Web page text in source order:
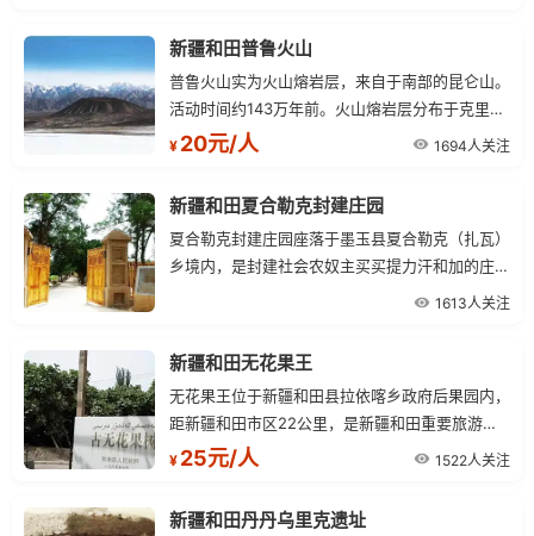
新疆和田普鲁火山
普鲁火山实为火山熔岩层，来自于南部的昆仑山。
活动时间约143万年前。火山熔岩层分布于克里雅
河中游两侧的高阶地上，火山熔岩分两层，下层厚
¥ 20元/人 1694人关注
新疆和田夏合勒克封建庄园
夏合勒克封建庄园座落于墨玉县夏合勒克（扎瓦）
乡境内，是封建社会农奴主买买提力汗和加的庄园
遗址。庄园总面积20000平方米，庭院面积10000
花园和几十亩地的大果园；庄园的房屋巍峨宏大，
内分大厅、男客厅、女客厅、卧
1613人关注
新疆和田无花果王
无花果王位于新疆和田县拉依喀乡政府后果园内，
距新疆和田市区22公里，是新疆和田重要旅游景
点之一，每逢春、夏、秋季，来此观光的中外游人
¥ 25元/人 1522人关注
新疆和田丹丹乌里克遗址